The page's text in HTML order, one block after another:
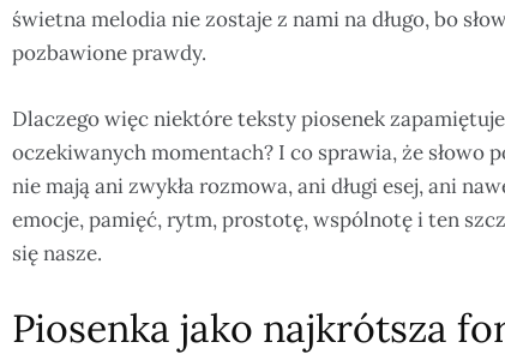
świetna melodia nie zostaje z nami na długo, bo
pozbawione prawdy.
Dlaczego więc niektóre teksty piosenek
oczekiwanych momentach? I co sprawia, że słowo
nie mają ani zwykła rozmowa, ani długi esej, ani
emocje, pamięć, rytm, prostotę, wspólnotę i ten
się nasze.
Piosenka jako najkrótsza